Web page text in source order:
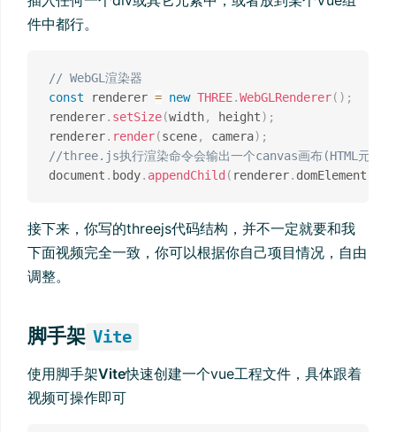
件中都行。
// WebGL渲染器
const renderer = new THREE.WebGLRenderer( ) ;
renderer. setSize(width, height) ;
renderer. render(scene, camera) ;
//three.js执行渲染命令会输出一个canvas画布(HTML元素)
document . body. appendChild ( renderer. domElement
接下来，你写的threejs代码结构，并不一定就要和我
下面视频完全一致，你可以根据你自己项目情况，自由
调整。
脚手架 Vite
使用脚手架Vite快速创建一个vue工程文件，具体跟着
视频可操作即可